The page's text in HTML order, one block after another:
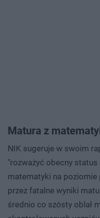
Matura z
NIK sugeruje w swoim
"rozważyć obecny
matematyki na
przez fatalne wyniki
średnio co szósty oblał